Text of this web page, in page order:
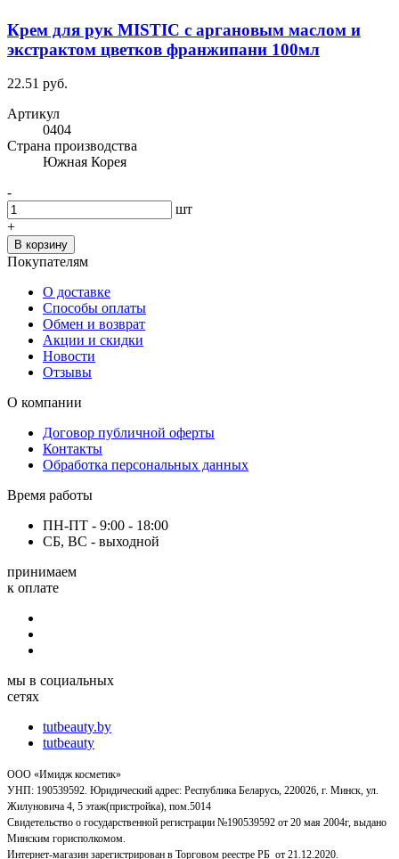
Крем для рук MISTIC с аргановым маслом и
экстрактом цветков франжипани 100мл
22.51 руб.
Артикул
0404
Cтрана производства
Южная Корея
-
шт
+
В корзину
Покупателям
О доставке
Способы оплаты
Обмен и возврат
Акции и скидки
Новости
Отзывы
О компании
Договор публичной оферты
Контакты
Обработка персональных данных
Время работы
ПН-ПТ - 9:00 - 18:00
СБ, ВС - выходной
принимаем
к оплате
мы в социальных
сетях
tutbeauty.by
tutbeauty
ООО «Имидж косметик»
УНП: 190539592. Юридический адрес: Республика Беларусь, 220026, г. Минск, ул.
Жилуновича 4, 5 этаж(пристройка), пом.5014
Свидетельство о государственной регистрации №190539592 от 20 мая 2004г, выдано
Минским горисполкомом.
Интернет-магазин зарегистрирован в Торговом реестре РБ от 21.12.2020.